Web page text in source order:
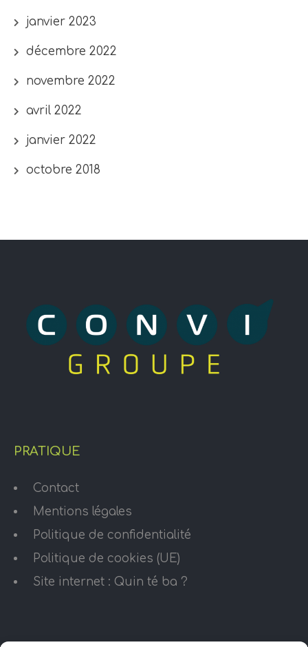
janvier 2023
décembre 2022
novembre 2022
avril 2022
janvier 2022
octobre 2018
PRATIQUE
Contact
Mentions légales
Politique de confidentialité
Politique de cookies (UE)
Site internet : Quin té ba ?